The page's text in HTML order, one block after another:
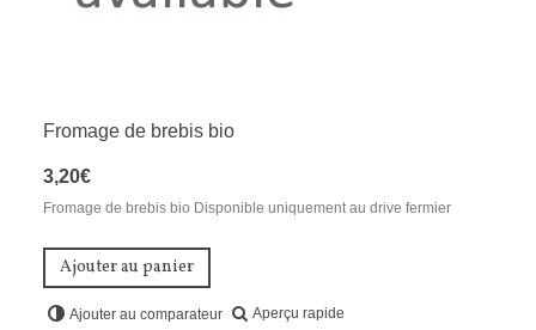
Fromage de brebis bio
3,20€
Fromage de brebis bio Disponible uniquement au drive fermier
Ajouter au panier
Ajouter au comparateur Aperçu rapide